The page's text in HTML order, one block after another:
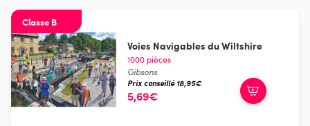
Classe B
Voies Navigables du Wiltshire
1000 pièces
Gibsons
Prix conseillé 18,95€
5,69€